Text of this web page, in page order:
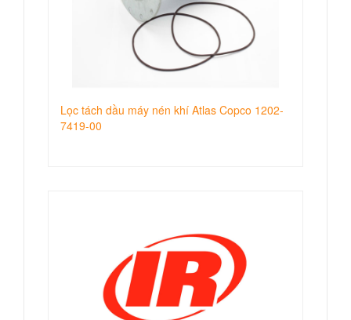
Lọc tách dầu máy nén khí Atlas Copco 1202-
7419-00